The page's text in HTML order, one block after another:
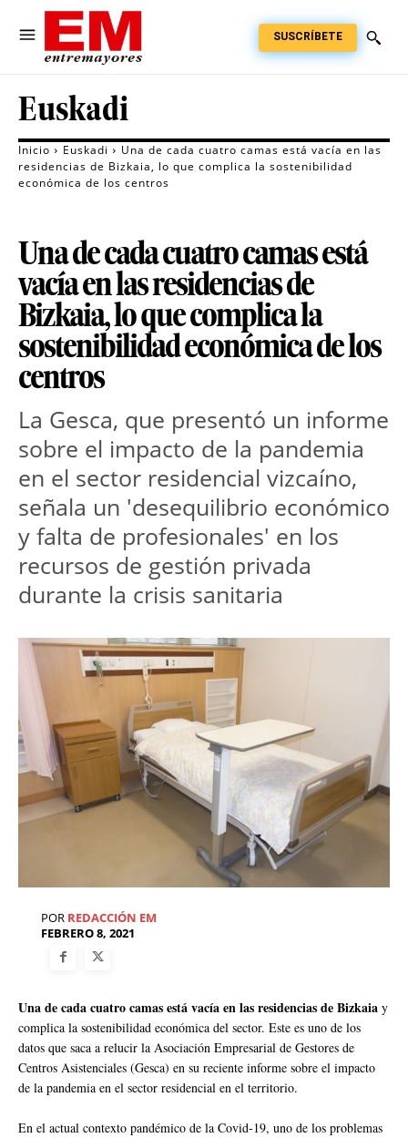
SUSCRÍBETE
Euskadi
Inicio Euskadi
Una de cada cuatro camas está vacía en las
residencias de Bizkaia, lo que complica la sostenibilidad
económica de los centros
Una de cada cuatro camas está
vacía en las residencias de
Bizkaia, lo que complica la
sostenibilidad económica de los
centros
La Gesca, que presentó un informe
sobre el impacto de la pandemia
en el sector residencial vizcaíno,
señala un 'desequilibrio económico
y falta de profesionales' en los
recursos de gestión privada
durante la crisis sanitaria
POR REDACCIÓN EM
FEBRERO 8, 2021
Una de cada cuatro camas está vacía en las residencias de Bizkaia y
complica la sostenibilidad económica del sector. Este es uno de los
datos que saca a relucir la Asociación Empresarial de Gestores de
Centros Asistenciales (Gesca) en su reciente informe sobre el impacto
de la pandemia en el sector residencial en el territorio.
En el actual contexto pandémico de la Covid-19, uno de los problemas